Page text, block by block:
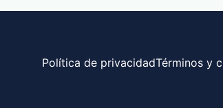
Política de privacidadTérminos y